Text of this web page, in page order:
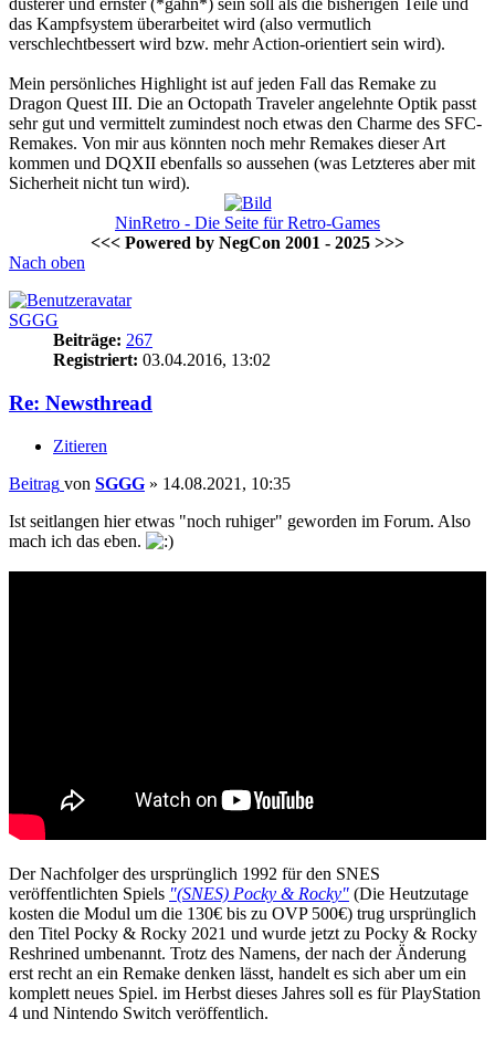
düsterer und ernster (*gähn*) sein soll als die bisherigen Teile und
das Kampfsystem überarbeitet wird (also vermutlich
verschlechtbessert wird bzw. mehr Action-orientiert sein wird).
Mein persönliches Highlight ist auf jeden Fall das Remake zu
Dragon Quest III. Die an Octopath Traveler angelehnte Optik passt
sehr gut und vermittelt zumindest noch etwas den Charme des SFC-
Remakes. Von mir aus könnten noch mehr Remakes dieser Art
kommen und DQXII ebenfalls so aussehen (was Letzteres aber mit
Sicherheit nicht tun wird).
NinRetro - Die Seite für Retro-Games
<<< Powered by NegCon 2001 - 2025 >>>
Nach oben
SGGG
Beiträge: 267
Registriert: 03.04.2016, 13:02
Re: Newsthread
Zitieren
Beitrag von SGGG » 14.08.2021, 10:35
Ist seitlangen hier etwas "noch ruhiger" geworden im Forum. Also
mach ich das eben.
Der Nachfolger des ursprünglich 1992 für den SNES
veröffentlichten Spiels "(SNES) Pocky & Rocky" (Die Heutzutage
kosten die Modul um die 130€ bis zu OVP 500€) trug ursprünglich
den Titel Pocky & Rocky 2021 und wurde jetzt zu Pocky & Rocky
Reshrined umbenannt. Trotz des Namens, der nach der Änderung
erst recht an ein Remake denken lässt, handelt es sich aber um ein
komplett neues Spiel. im Herbst dieses Jahres soll es für PlayStation
4 und Nintendo Switch veröffentlich.